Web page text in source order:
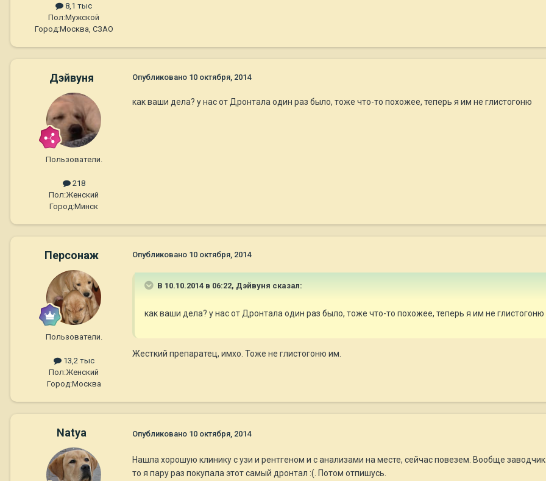
8,1 тыс
Пол:Мужской
Город:Москва, СЗАО
Дэйвуня
Пользователи.
218
Пол:Женский
Город:Минск
Опубликовано 10 октября, 2014
как ваши дела? у нас от Дронтала один раз было, тоже что-то похожее, теперь я им не глистогоню
Персонаж
Пользователи.
13,2 тыс
Пол:Женский
Город:Москва
Опубликовано 10 октября, 2014
В 10.10.2014 в 06:22, Дэйвуня сказал:
как ваши дела? у нас от Дронтала один раз было, тоже что-то похожее, теперь я им не глистогоню
Жесткий препаратец, имхо. Тоже не глистогоню им.
Natya Опубликовано 10 октября, 2014
Нашла хорошую клинику с узи и рентгеном и с анализами на месте, сейчас повезем. Вообще
то я пару раз покупала этот самый дронтал :(. Потом отпишусь.